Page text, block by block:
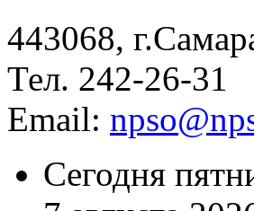
443068,
Тел. 242-26-31
Email:
Сегодня